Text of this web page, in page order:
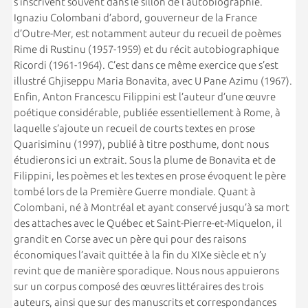
Ignaziu Colombani d’abord, gouverneur de la France
d’Outre-Mer, est notamment auteur du recueil de poèmes
Rime di Rustinu (1957-1959) et du récit autobiographique
Ricordi (1961-1964). C’est dans ce même exercice que s’est
illustré Ghjiseppu Maria Bonavita, avec U Pane Azimu (1967).
Enfin, Anton Francescu Filippini est l’auteur d’une œuvre
poétique considérable, publiée essentiellement à Rome, à
laquelle s’ajoute un recueil de courts textes en prose
Quarisiminu (1997), publié à titre posthume, dont nous
étudierons ici un extrait. Sous la plume de Bonavita et de
Filippini, les poèmes et les textes en prose évoquent le père
tombé lors de la Première Guerre mondiale. Quant à
Colombani, né à Montréal et ayant conservé jusqu’à sa mort
des attaches avec le Québec et Saint-Pierre-et-Miquelon, il
grandit en Corse avec un père qui pour des raisons
économiques l’avait quittée à la fin du XIXe siècle et n’y
revint que de manière sporadique. Nous nous appuierons
sur un corpus composé des œuvres littéraires des trois
auteurs, ainsi que sur des manuscrits et correspondances